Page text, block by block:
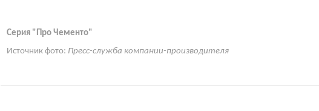
Серия "Про Чементо"
Источник фото: Пресс-служба компании-производителя